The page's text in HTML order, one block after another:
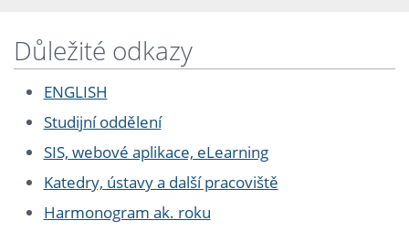
Důležité odkazy
ENGLISH
Studijní oddělení
SIS, webové aplikace, eLearning
Katedry, ústavy a další pracoviště
Harmonogram ak. roku